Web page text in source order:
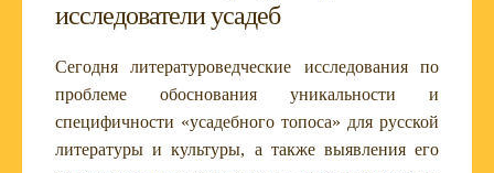
исследователи усадеб
Сегодня литературоведческие исследования по
проблеме обоснования уникальности и
специфичности «усадебного топоса» для русской
литературы и культуры, а также выявления его